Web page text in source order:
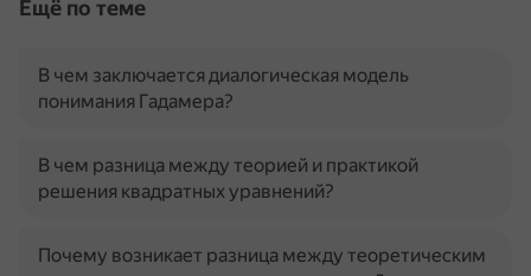
Ещё по теме
В чем заключается диалогическая модель
понимания Гадамера?
В чем разница между теорией и практикой
решения квадратных уравнений?
Почему возникает разница между теоретическим